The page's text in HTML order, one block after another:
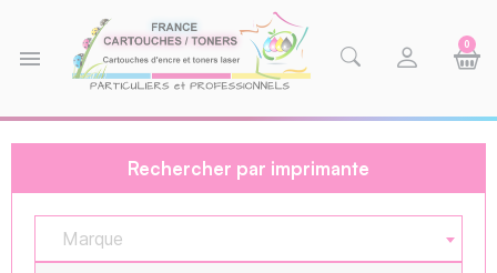
menu
0
Rechercher par imprimante
Marque